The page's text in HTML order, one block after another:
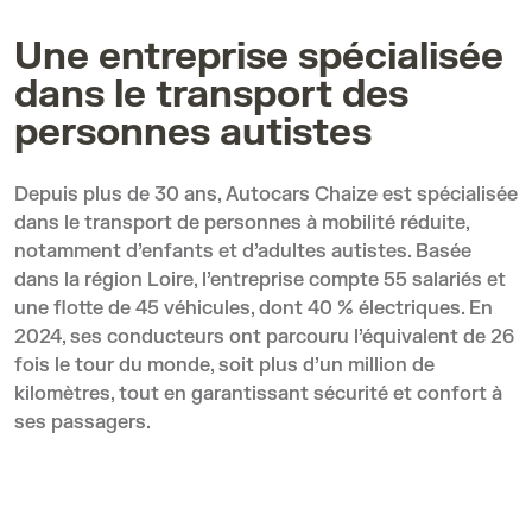
Une entreprise spécialisée
dans le transport des
personnes autistes
Depuis plus de 30 ans, Autocars Chaize est spécialisée
dans le transport de personnes à mobilité réduite,
notamment d’enfants et d’adultes autistes. Basée
dans la région Loire, l’entreprise compte 55 salariés et
une flotte de 45 véhicules, dont 40 % électriques. En
2024, ses conducteurs ont parcouru l’équivalent de 26
fois le tour du monde, soit plus d’un million de
kilomètres, tout en garantissant sécurité et confort à
ses passagers.